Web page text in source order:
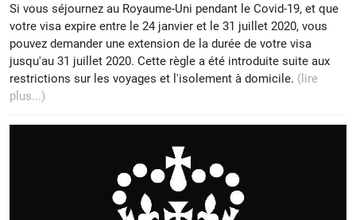
Si vous séjournez au Royaume-Uni pendant le Covid-19, et que
votre visa expire entre le 24 janvier et le 31 juillet 2020, vous
pouvez demander une extension de la durée de votre visa
jusqu'au 31 juillet 2020. Cette règle a été introduite suite aux
restrictions sur les voyages et l'isolement à domicile. (lire
plus...)